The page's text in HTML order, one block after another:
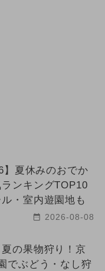
】夏休みのおでか
ンキングTOP10
・室内遊園地も
2026-08-08
の果物狩り！京
でぶどう・なし狩